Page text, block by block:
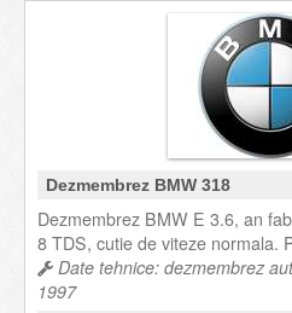
Dezmembrez BMW 318
Dezmembrez BMW E 3.6, an
8 TDS, cutie de viteze normala.
Date tehnice: dezmembrez
1997